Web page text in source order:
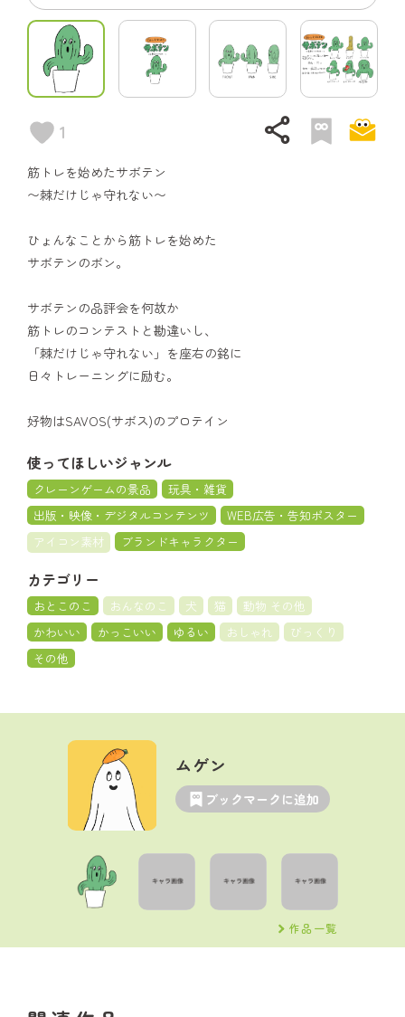
1 share
筋トレを始めたサボテン
〜棘だけじゃ守れない〜
ひょんなことから筋トレを始めた
サボテンのボン。
サボテンの品評会を何故か
筋トレのコンテストと勘違いし、
「棘だけじゃ守れない」を座右の銘に
日々トレーニングに励む。
好物はSAVOS(サボス)のプロテイン
使ってほしいジャンル
クレーンゲームの景品
玩具・雑貨
出版・映像・デジタルコンテンツ
WEB広告・告知ポスター
アイコン素材
ブランドキャラクター
カテゴリー
おとこのこ おんなのこ 犬 猫
動物 その他
かわいい
かっこいい ゆるい おしゃれ
びっくり
その他
ムゲン
ブックマークに追加
作品一覧